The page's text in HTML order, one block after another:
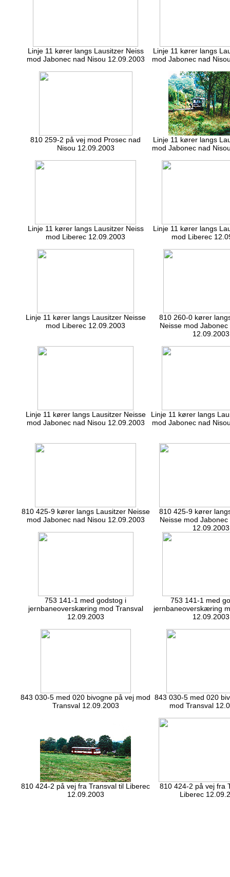
Linje 11 kører langs Lausitzer Neiss
mod Jabonec nad Nisou 12.09.2003
Linje 11 kører langs
mod Jabonec nad
810 259-2 på vej mod Prosec nad
Nisou 12.09.2003
Linje 11 kører langs
mod Jabonec nad
Linje 11 kører langs Lausitzer Neiss
mod Liberec 12.09.2003
Linje 11 kører langs
mod Liberec
Linje 11 kører langs Lausitzer Neisse
mod Liberec 12.09.2003
810 260-0 kører
Neisse mod Jabonec
12.09.2003
Linje 11 kører langs Lausitzer Neisse
mod Jabonec nad Nisou 12.09.2003
Linje 11 kører langs
mod Jabonec nad
810 425-9 kører langs Lausitzer Neisse
mod Jabonec nad Nisou 12.09.2003
810 425-9 kører
Neisse mod Jabonec
12.09.2003
753 141-1 med godstog i
jernbaneoverskæring mod Transval
12.09.2003
753 141-1 med
jernbaneoverskæring
12.09.2003
843 030-5 med 020 bivogne på vej mod
Transval 12.09.2003
843 030-5 med 020
mod Transval
810 424-2 på vej fra Transval til Liberec
12.09.2003
810 424-2 på vej fra
Liberec